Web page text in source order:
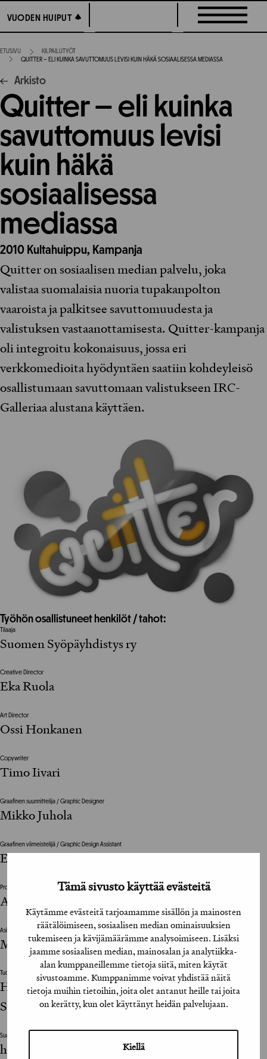
Tämä sivusto käyttää evästeitä
Käytämme evästeitä tarjoamamme sisällön ja mainosten
räätälöimiseen, sosiaalisen median ominaisuuksien
tukemiseen ja kävijämäärämme analysoimiseen. Lisäksi
jaamme sosiaalisen median, mainosalan ja analytiikka-
alan kumppaneillemme tietoja siitä, miten käytät
sivustoamme. Kumppanimme voivat yhdistää näitä
tietoja muihin tietoihin, joita olet antanut heille tai joita
on kerätty, kun olet käyttänyt heidän palvelujaan.
Kiellä
suoraan
sisältöön
VUODEN HUIPUT
VUODEN HUIPUT
ETUSIVU
KILPAILUTYÖT
QUITTER – ELI KUINKA SAVUTTOMUUS LEVISI KUIN HÄKÄ SOSIAALISESSA MEDIASSA
Arkisto
Quitter – eli kuinka
savuttomuus levisi
kuin häkä
sosiaalisessa
mediassa
2010 Kultahuippu, Kampanja
Quitter on sosiaalisen median palvelu, joka
valistaa suomalaisia nuoria tupakanpolton
vaaroista ja palkitsee savuttomuudesta ja
valistuksen vastaanottamisesta. Quitter-kampanja
oli integroitu kokonaisuus, jossa eri
verkkomedioita hyödyntäen saatiin kohdeyleisö
osallistumaan savuttomaan valistukseen IRC-
Galleriaa alustana käyttäen.
Työhön osallistuneet henkilöt / tahot:
Tilaaja
Suomen Syöpäyhdistys ry
Creative Director
Eka Ruola
Art Director
Ossi Honkanen
Copywriter
Timo Iivari
Graafinen suunnittelija / Graphic Designer
Mikko Juhola
Graafinen viimeistelijä / Graphic Design Assistant
Elli Tervo
Projektinjohto / Project Management
Antti Zetterberg
Asiakkaan vastuuhenkilö / Clients Representative
Matti Rautalahti, Virve Laivisto
Tuotantoyhtiö / Production House
Hermanni Mäki, Antti Laakso, Henri Kuittinen /
Sulake Dynamoid
Suunnittelutoimisto / Design Agency
hasan&partners oy